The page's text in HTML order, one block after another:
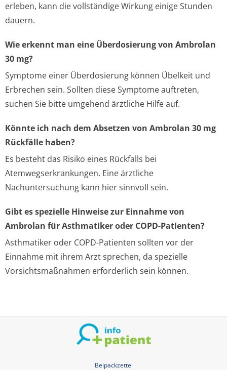
erleben, kann die vollständige Wirkung einige Stunden
dauern.
Wie erkennt man eine Überdosierung von Ambrolan
30 mg?
Symptome einer Überdosierung können Übelkeit und
Erbrechen sein. Sollten diese Symptome auftreten,
suchen Sie bitte umgehend ärztliche Hilfe auf.
Könnte ich nach dem Absetzen von Ambrolan 30 mg
Rückfälle haben?
Es besteht das Risiko eines Rückfalls bei
Atemwegserkrankungen. Eine ärztliche
Nachuntersuchung kann hier sinnvoll sein.
Gibt es spezielle Hinweise zur Einnahme von
Ambrolan für Asthmatiker oder COPD-Patienten?
Asthmatiker oder COPD-Patienten sollten vor der
Einnahme mit ihrem Arzt sprechen, da spezielle
Vorsichtsmaßnahmen erforderlich sein können.
Beipackzettel